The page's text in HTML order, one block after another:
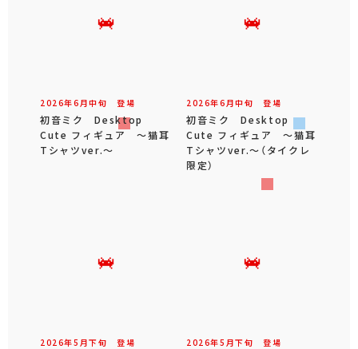
2026年6 月中旬 登場
初音ミク Desktop
Cute フィギュア ～猫耳
Tシャツver.～
2026年6 月中旬 登場
初音ミク Desktop
Cute フィギュア ～猫耳
Tシャツver.～（タイクレ
限定）
2026年5 月下旬 登場 2026年5 月下旬 登場